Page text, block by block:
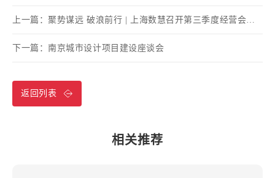
上一篇：聚势谋远 破浪前行 | 上海数慧召开第三季度经营会暨第四季度业绩冲刺动员大会
下一篇：南京城市设计项目建设座谈会
返回列表
相关推荐